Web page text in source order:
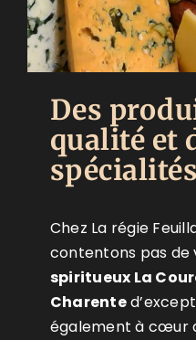
Des
qualité et
Chez La régie
contentons pas de
spiritueux La
Charente
également à cœur